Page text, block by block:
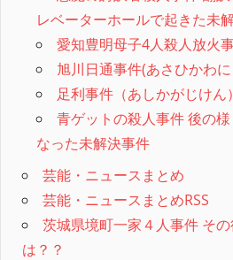
レベーターホールで起きた未
愛知豊明母子4人殺人放火
旭川日通事件(あさひかわ
足利事件（あしかがじけん）
青ゲットの殺人事件 後の
なった未解決事件
芸能・ニュースまとめ
芸能・ニュースまとめRSS
茨城県境町一家４人事件 そ
は？？